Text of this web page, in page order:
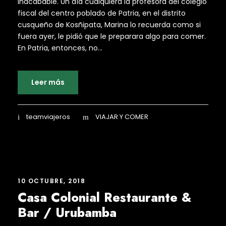
fiscal del centro poblado de Patria, en el distrito
cusqueño de Kosñipata, Marina lo recuerda como si
fuera ayer, le pidió que le preparara algo para comer.
En Patria, entonces, no...
Leer más
teamviajeros VIAJAR Y COMER
10 OCTUBRE, 2018
Casa Colonial Restaurante &
Bar / Urubamba